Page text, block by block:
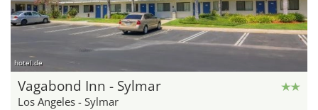
hotel.de
Vagabond Inn - Sylmar
Los Angeles - Sylmar